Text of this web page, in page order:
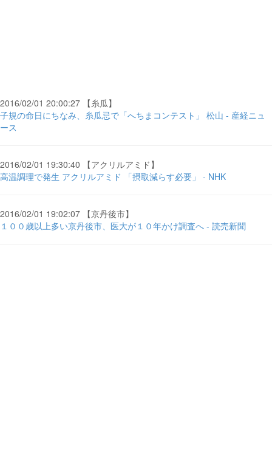
2016/02/01 20:00:27 【糸瓜】
子規の命日にちなみ、糸瓜忌で「へちまコンテスト」 松山 - 産経ニュ
ース
2016/02/01 19:30:40 【アクリルアミド】
高温調理で発生 アクリルアミド 「摂取減らす必要」 - NHK
2016/02/01 19:02:07 【京丹後市】
１００歳以上多い京丹後市、医大が１０年かけ調査へ - 読売新聞